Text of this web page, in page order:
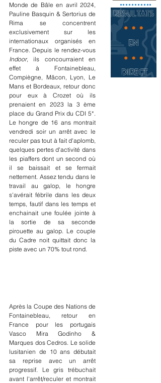
Monde de Bâle en avril 2024,
Pauline Basquin & Sertorius de
Rima se concentrent
exclusivement sur les
internationaux organisés en
Indoor, ils concourraient en
effet à Fontainebleau,
Compiègne, Mâcon, Lyon, Le
Mans et Bordeaux, retour donc
pour eux à Crozet où ils
prenaient en 2023 la 3 ème
place du Grand Prix du CDI 5*.
Le hongre de 16 ans montrait
vendredi soir un arrêt avec le
reculer pas tout à fait d'aplomb,
quelques pertes d'activité dans
les piaffers dont un second où
il se baissait et se fermait
nettement. Assez tendu dans le
travail au galop, le hongre
s'avérait fébrile dans les deux
temps, fautif dans les temps et
enchainait une foulée jointe à
la sortie de sa seconde
pirouette au galop. Le couple
du Cadre noit quittait donc la
piste avec un 70% tout rond.
Après la Coupe des Nations de
Fontainebleau, retour en
France pour les portugais
Vasco Mira Godinho &
Marques dos Cedros. Le solide
lusitanien de 10 ans débutait
sa reprise avec un arrêt
progressif. Le gris trébuchait
avant l'arrêt/reculer et montrait